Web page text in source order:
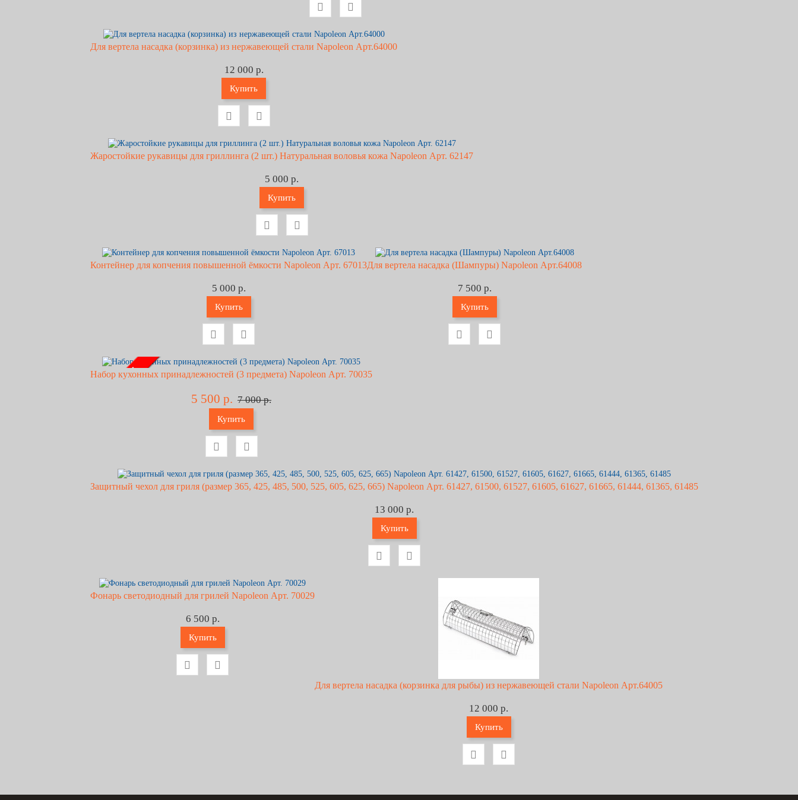
Для вертела насадка (корзинка) из нержавеющей стали Napoleon Арт.64000
12 000 р.
Купить
Жаростойкие рукавицы для гриллинга (2 шт.) Натуральная воловья кожа Napoleon Арт. 62147
5 000 р.
Купить
Контейнер для копчения повышенной ёмкости Napoleon Арт. 67013
5 000 р.
Купить
Для вертела насадка (Шампуры) Napoleon Арт.64008
7 500 р.
Купить
- 21% !!!
Набор кухонных принадлежностей (3 предмета) Napoleon Арт. 70035
5 500 р. 7 000 р.
Купить
Защитный чехол для гриля (размер 365, 425, 485, 500, 525, 605, 625, 665) Napoleon Арт. 61427, 61500, 61527, 61605, 61627, 61665, 61444, 61365, 61485
13 000 р.
Купить
Фонарь светодиодный для грилей Napoleon Арт. 70029
6 500 р.
Купить
Для вертела насадка (корзинка для рыбы) из нержавеющей стали Napoleon Арт.64005
12 000 р.
Купить